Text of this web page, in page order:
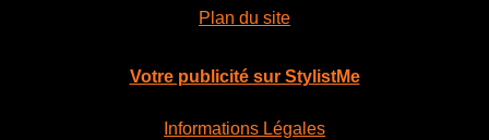
Plan du site
Votre publicité sur StylistMe
Informations Légales